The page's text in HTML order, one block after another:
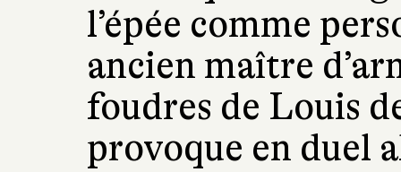
l’épée comme
ancien maître
foudres de Louis
provoque en duel